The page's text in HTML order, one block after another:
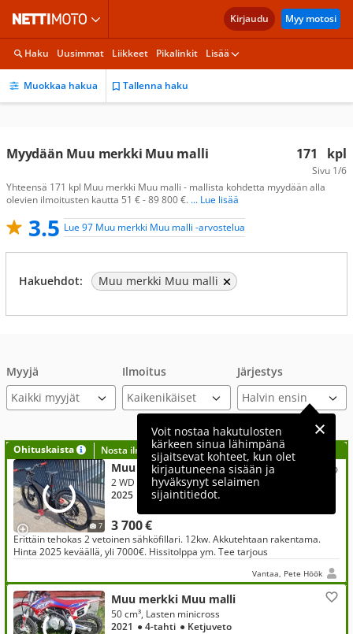
Kirjaudu Myy motosi
Haku Uusimmat Liikkeet Pikalinkit Lisää
Muokkaa hakua Tallenna haku
171 kpl
Sivu 1/6
Myydään Muu merkki Muu malli
Yhteensä 171 kpl Muu merkki Muu malli - mallista kohdetta myydään alla
olevien ilmoitusten kautta 51 € - 89 800 €. ... Lue lisää
3.5 Lue 97 Muu merkki Muu malli -arvostelua
Hakuehdot: Muu merkki Muu malli
Myyjä
Kaikki myyjät
Ilmoitus Järjestys
Voit nostaa hakutulosten
kärkeen sinua lähimpänä
sijaitsevat kohteet, kun olet
kirjautuneena sisään ja
hyväksynyt selaimen
sijaintitiedot.
Ohituskaista Nosta ilmoituksesi tähän?
7
Muu merkki Muu malli
3 700 €
2 WD
2025
● 500 km ● Sähkö
Erittäin tehokas 2 vetoinen sähköfillari. 12kw. Akkutehtaan rakentama.
Hinta 2025 keväällä, yli 7000€. Hissitolppa ym. Tee tarjous
Vantaa, Pete Höök
Muu merkki Muu malli
50 cm³, Lasten minicross
2021 ● 4-tahti ● Ketjuveto